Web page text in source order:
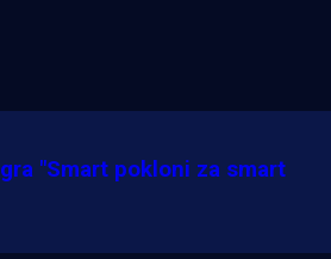
"Smart pokloni za smart